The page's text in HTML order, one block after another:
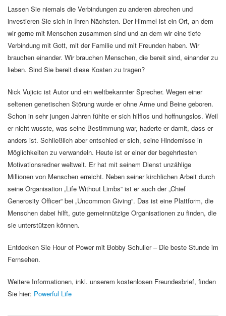
Lassen Sie niemals die Verbindungen zu anderen abrechen und
investieren Sie sich in Ihren Nächsten. Der Himmel ist ein Ort, an dem
wir gerne mit Menschen zusammen sind und an dem wir eine tiefe
Verbindung mit Gott, mit der Familie und mit Freunden haben. Wir
brauchen einander. Wir brauchen Menschen, die bereit sind, einander zu
lieben. Sind Sie bereit diese Kosten zu tragen?
Nick Vujicic ist Autor und ein weltbekannter Sprecher. Wegen einer
seltenen genetischen Störung wurde er ohne Arme und Beine geboren.
Schon in sehr jungen Jahren fühlte er sich hilflos und hoffnungslos. Weil
er nicht wusste, was seine Bestimmung war, haderte er damit, dass er
anders ist. Schließlich aber entschied er sich, seine Hindernisse in
Möglichkeiten zu verwandeln. Heute ist er einer der begehrtesten
Motivationsredner weltweit. Er hat mit seinem Dienst unzählige
Millionen von Menschen erreicht. Neben seiner kirchlichen Arbeit durch
seine Organisation „Life Without Limbs“ ist er auch der „Chief
Generosity Officer“ bei „Uncommon Giving“. Das ist eine Plattform, die
Menschen dabei hilft, gute gemeinnützige Organisationen zu finden, die
sie unterstützen können.
Entdecken Sie Hour of Power mit Bobby Schuller – Die beste Stunde im
Fernsehen.
Weitere Informationen, inkl. unserem kostenlosen Freundesbrief, finden
Sie hier: Powerful Life